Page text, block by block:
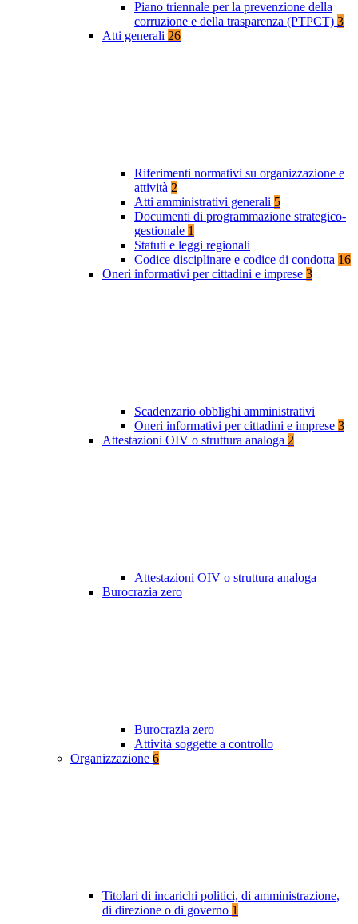
Piano triennale per la prevenzione della
corruzione e della trasparenza (PTPCT) 3
Atti generali 26
Riferimenti normativi su organizzazione e
attività 2
Atti amministrativi generali 5
Documenti di programmazione strategico-
gestionale 1
Statuti e leggi regionali
Codice disciplinare e codice di condotta 16
Oneri informativi per cittadini e imprese 3
Scadenzario obblighi amministrativi
Oneri informativi per cittadini e imprese 3
Attestazioni OIV o struttura analoga 2
Attestazioni OIV o struttura analoga
Burocrazia zero
Burocrazia zero
Attività soggette a controllo
Organizzazione 6
Titolari di incarichi politici, di amministrazione,
di direzione o di governo 1